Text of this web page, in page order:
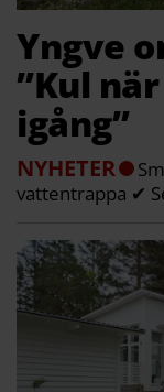
Yngve
”Kul
igång”
NYHETER
vattentrappa ✔